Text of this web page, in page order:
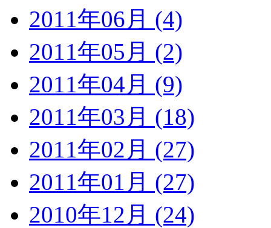
2011年06月 (4)
2011年05月 (2)
2011年04月 (9)
2011年03月 (18)
2011年02月 (27)
2011年01月 (27)
2010年12月 (24)